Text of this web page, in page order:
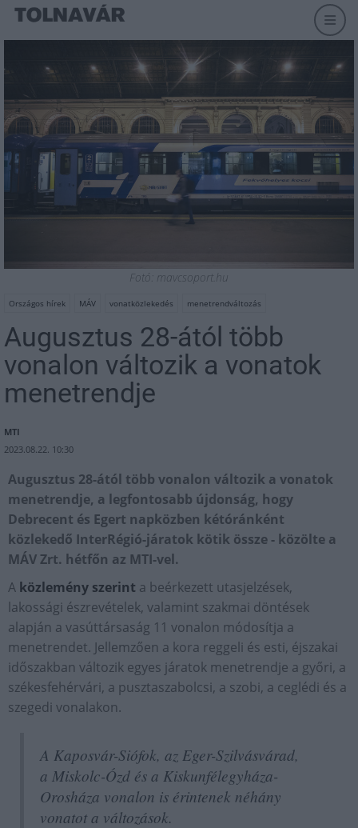
Fotó: mavcsoport.hu
Országos hírek MÁV vonatközlekedés menetrendváltozás
Augusztus 28-ától több
vonalon változik a vonatok
menetrendje
MTI
2023.08.22. 10:30
Augusztus 28-ától több vonalon változik a vonatok
menetrendje, a legfontosabb újdonság, hogy
Debrecent és Egert napközben kétóránként
közlekedő InterRégió-járatok kötik össze - közölte a
MÁV Zrt. hétfőn az MTI-vel.
A közlemény szerint a beérkezett utasjelzések,
lakossági észrevételek, valamint szakmai döntések
alapján a vasúttársaság 11 vonalon módosítja a
menetrendet. Jellemzően a kora reggeli és esti, éjszakai
időszakban változik egyes járatok menetrendje a győri, a
székesfehérvári, a pusztaszabolcsi, a szobi, a ceglédi és a
szegedi vonalakon.
A Kaposvár-Siófok, az Eger-Szilvásvárad,
a Miskolc-Ózd és a Kiskunfélegyháza-
Orosháza vonalon is érintenek néhány
vonatot a változások.